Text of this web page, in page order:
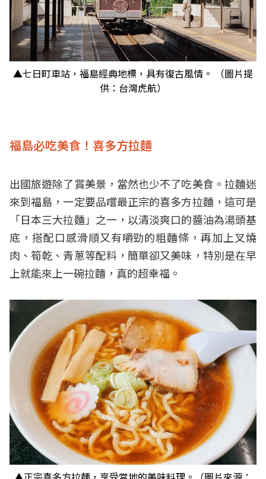
▲七日町車站，福島經典地標，具有復古風情。 （圖片提
供：台灣虎航）
福島必吃美食！喜多方拉麵
出國旅遊除了賞美景，當然也少不了吃美食。拉麵迷
來到福島，一定要品嚐最正宗的喜多方拉麵，這可是
「日本三大拉麵」之一，以清淡爽口的醬油為湯頭基
底，搭配口感滑順又有嚼勁的粗麵條，再加上叉燒
肉、筍乾、青蔥等配料，簡單卻又美味，特別是在早
上就能來上一碗拉麵，真的超幸福。